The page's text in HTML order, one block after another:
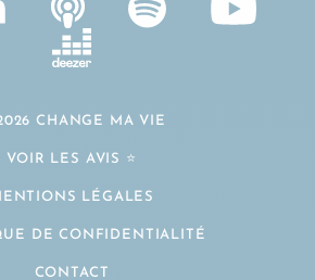
CHANGE MA VIE
VOIR LES AVIS ⭐️
LÉGALES
DE CONFIDENTIALITÉ
CONTACT